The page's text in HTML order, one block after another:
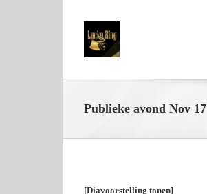
Publieke avond Nov 17
[Diavoorstelling tonen]